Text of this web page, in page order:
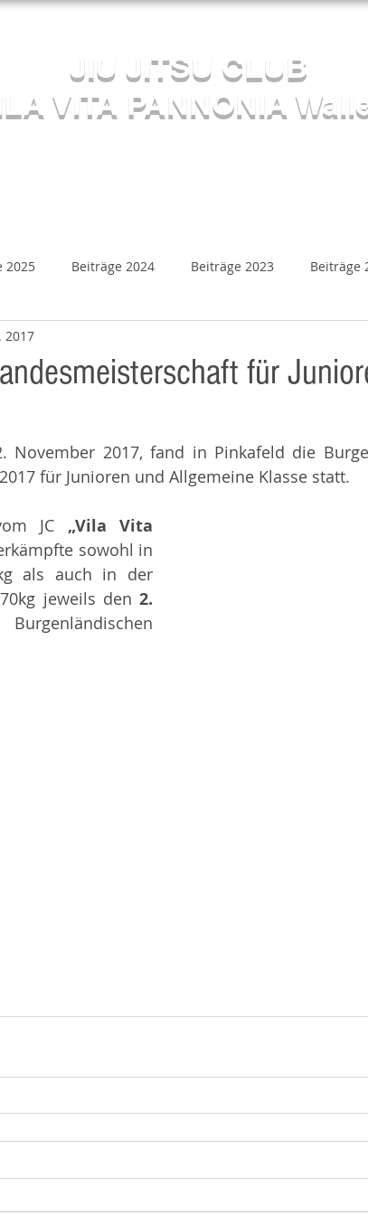
JIU JITSU CLUB
VITA PANNONIA
2025 Beiträge 2024 Beiträge 2023 Beiträge
Beiträge 2018
für
2017
November 2017, fand in Pinkafeld die
für Junioren und Allgemeine Klasse statt.
JC „Vila Vita
sowohl in
als auch in der
jeweils den 2.